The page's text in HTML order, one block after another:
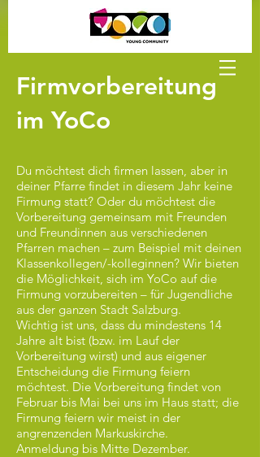
Firmvorbereitung
im YoCo
Du möchtest dich firmen lassen, aber in
deiner Pfarre findet in diesem Jahr keine
Firmung statt? Oder du möchtest die
Vorbereitung gemeinsam mit Freunden
und Freundinnen aus verschiedenen
Pfarren machen – zum Beispiel mit deinen
Klassenkollegen/-kolleginnen? Wir bieten
die Möglichkeit, sich im YoCo auf die
Firmung vorzubereiten – für Jugendliche
aus der ganzen Stadt Salzburg.
Wichtig ist uns, dass du mindestens 14
Jahre alt bist (bzw. im Lauf der
Vorbereitung wirst) und aus eigener
Entscheidung die Firmung feiern
möchtest. Die Vorbereitung findet von
Februar bis Mai bei uns im Haus statt; die
Firmung feiern wir meist in der
angrenzenden Markuskirche.
Anmeldung bis Mitte Dezember.